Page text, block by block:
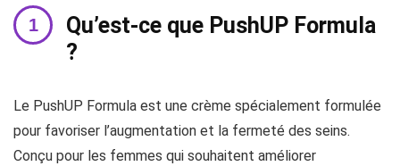
Qu’est-ce que PushUP Formula
?
Le PushUP Formula est une crème spécialement formulée
pour favoriser l’augmentation et la fermeté des seins.
Conçu pour les femmes qui souhaitent améliorer